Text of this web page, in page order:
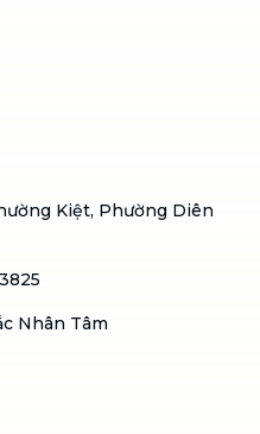
Kiệt, Phường Diên
Nhân Tâm